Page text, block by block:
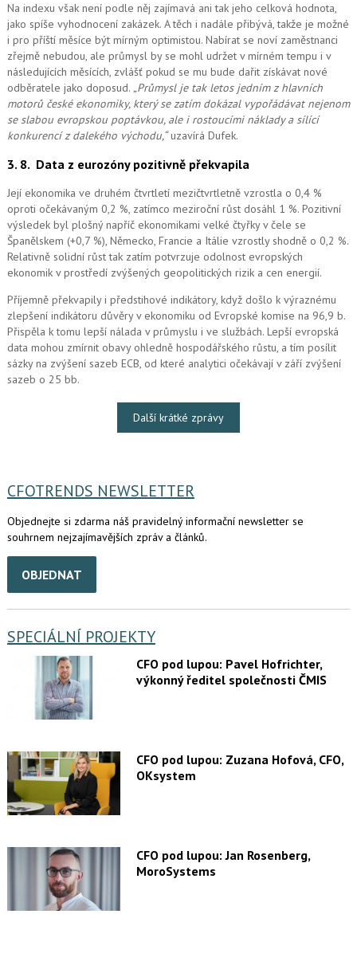
Na indexu však není podle něj zajímavá ani tak jeho celková hodnota,
jako spíše vyhodnocení zakázek. A těch i nadále přibývá, takže je možné
i pro příští měsíce být mírným optimistou. Nabírat se noví zaměstnanci
zřejmě nebudou, ale průmysl by se mohl udržet v mírném tempu i v
následujících měsících, zvlášť pokud se mu bude dařit získávat nové
odběratele jako doposud. „Průmysl je tak letos jedním z hlavních
motorů české ekonomiky, který se zatím dokázal vypořádávat nejenom
se slabou evropskou poptávkou, ale i rostoucími náklady a sílící
konkurencí z dalekého východu,“uzavírá Dufek.
3. 8. Data z eurozóny pozitivně překvapila
Její ekonomika ve druhém čtvrtletí mezičtvrtletně vzrostla o 0,4 %
oproti očekávaným 0,2 %, zatímco meziroční růst dosáhl 1 %. Pozitivní
výsledek byl plošný napříč ekonomikami velké čtyřky v čele se
Španělskem (+0,7 %), Německo, Francie a Itálie vzrostly shodně o 0,2 %.
Relativně solidní růst tak zatím potvrzuje odolnost evropských
ekonomik v prostředí zvýšených geopolitických rizik a cen energií.
Příjemně překvapily i předstihové indikátory, když došlo k výraznému
zlepšení indikátoru důvěry v ekonomiku od Evropské komise na 96,9 b.
Přispěla k tomu lepší nálada v průmyslu i ve službách. Lepší evropská
data mohou zmírnit obavy ohledně hospodářského růstu, a tím posílit
sázky na zvýšení sazeb ECB, od které analytici očekávají v září zvýšení
sazeb o 25 bb.
Další krátké zprávy
CFOTRENDS NEWSLETTER
Objednejte si zdarma náš pravidelný informační newsletter se
souhrnem nejzajímavějších zpráv a článků.
OBJEDNAT
SPECIÁLNÍ PROJEKTY
CFO pod lupou: Pavel Hofrichter,
výkonný ředitel společnosti ČMIS
CFO pod lupou: Zuzana Hofová, CFO,
OKsystem
CFO pod lupou: Jan Rosenberg,
MoroSystems